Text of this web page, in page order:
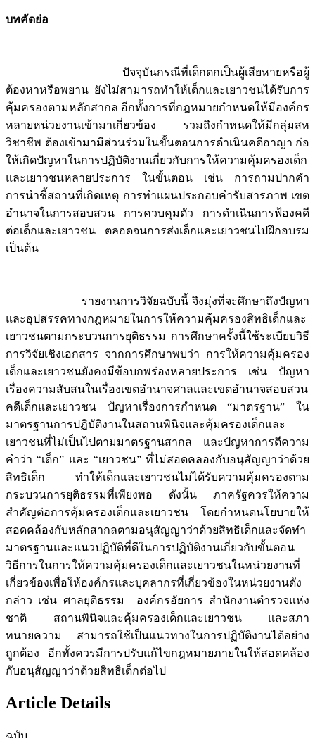
บทคัดย่อ
ปัจจุบันกรณีที่เด็กตกเป็นผู้เสียหายหรือผู้
ต้องหาหรือพยาน ยังไม่สามารถทำให้เด็กและเยาวชนได้รับการ
คุ้มครองตามหลักสากล อีกทั้งการที่กฎหมายกำหนดให้มีองค์กร
หลายหน่วยงานเข้ามาเกี่ยวข้อง รวมถึงกำหนดให้มีกลุ่มสห
วิชาชีพ ต้องเข้ามามีส่วนร่วมในขั้นตอนการดำเนินคดีอาญา ก่อ
ให้เกิดปัญหาในการปฏิบัติงานเกี่ยวกับการให้ความคุ้มครองเด็ก
และเยาวชนหลายประการ ในขั้นตอน เช่น การถามปากคำ
การนำชี้สถานที่เกิดเหตุ การทำแผนประกอบคำรับสารภาพ เขต
อำนาจในการสอบสวน การควบคุมตัว การดำเนินการฟ้องคดี
ต่อเด็กและเยาวชน ตลอดจนการส่งเด็กและเยาวชนไปฝึกอบรม
เป็นต้น
รายงานการวิจัยฉบับนี้ จึงมุ่งที่จะศึกษาถึงปัญหา
และอุปสรรคทางกฎหมายในการให้ความคุ้มครองสิทธิเด็กและ
เยาวชนตามกระบวนการยุติธรรม การศึกษาครั้งนี้ใช้ระเบียบวิธี
การวิจัยเชิงเอกสาร จากการศึกษาพบว่า การให้ความคุ้มครอง
เด็กและเยาวชนยังคงมีข้อบกพร่องหลายประการ เช่น ปัญหา
เรื่องความสับสนในเรื่องเขตอำนาจศาลและเขตอำนาจสอบสวน
คดีเด็กและเยาวชน ปัญหาเรื่องการกำหนด “มาตรฐาน” ใน
มาตรฐานการปฏิบัติงานในสถานพินิจและคุ้มครองเด็กและ
เยาวชนที่ไม่เป็นไปตามมาตรฐานสากล และปัญหาการตีความ
คำว่า “เด็ก” และ “เยาวชน” ที่ไม่สอดคลองกับอนุสัญญาว่าด้วย
สิทธิเด็ก ทำให้เด็กและเยาวชนไม่ได้รับความคุ้มครองตาม
กระบวนการยุติธรรมที่เพียงพอ ดังนั้น ภาครัฐควรให้ความ
สำคัญต่อการคุ้มครองเด็กและเยาวชน โดยกำหนดนโยบายให้
สอดคล้องกับหลักสากลตามอนุสัญญาว่าด้วยสิทธิเด็กและจัดทำ
มาตรฐานและแนวปฏิบัติที่ดีในการปฏิบัติงานเกี่ยวกับขั้นตอน
วิธีการในการให้ความคุ้มครองเด็กและเยาวชนในหน่วยงานที่
เกี่ยวข้องเพื่อให้องค์กรและบุคลากรที่เกี่ยวข้องในหน่วยงานดัง
กล่าว เช่น ศาลยุติธรรม องค์กรอัยการ สำนักงานตำรวจแห่ง
ชาติ สถานพินิจและคุ้มครองเด็กและเยาวชน และสภา
ทนายความ สามารถใช้เป็นแนวทางในการปฏิบัติงานได้อย่าง
ถูกต้อง อีกทั้งควรมีการปรับแก้ไขกฎหมายภายในให้สอดคล้อง
กับอนุสัญญาว่าด้วยสิทธิเด็กต่อไป
Article Details